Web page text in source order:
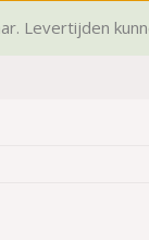
Levertijden